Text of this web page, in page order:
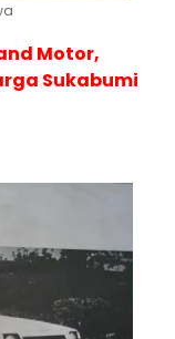
Motor,
Sukabumi